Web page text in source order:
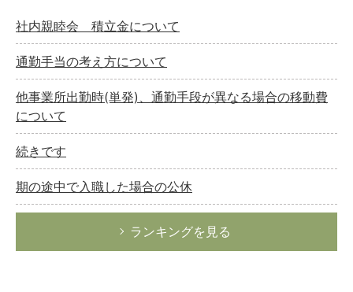
社内親睦会 積立金について
通勤手当の考え方について
他事業所出勤時(単発)、通勤手段が異なる場合の移動費
について
続きです
期の途中で入職した場合の公休
ランキングを見る